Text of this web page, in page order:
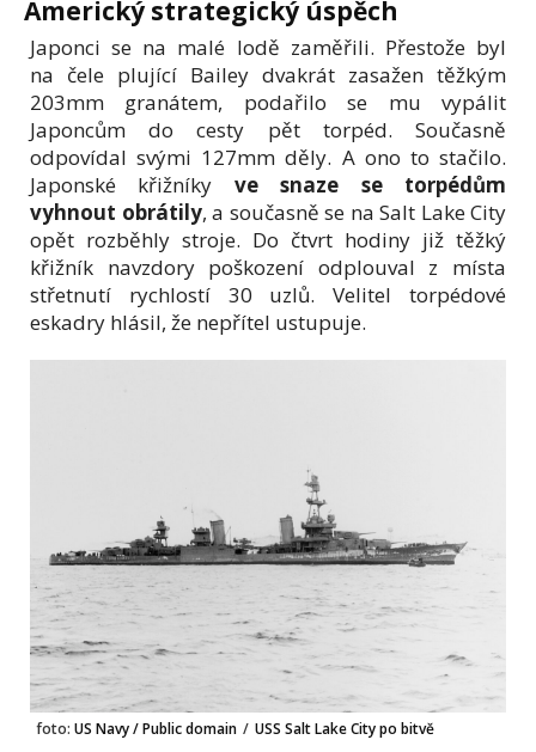
Americký strategický úspěch
Japonci se na malé lodě zaměřili. Přestože byl
na čele plující Bailey dvakrát zasažen těžkým
203mm granátem, podařilo se mu vypálit
Japoncům do cesty pět torpéd. Současně
odpovídal svými 127mm děly. A ono to stačilo.
Japonské křižníky ve snaze se torpédům
vyhnout obrátily, a současně se na Salt Lake City
opět rozběhly stroje. Do čtvrt hodiny již těžký
křižník navzdory poškození odplouval z místa
střetnutí rychlostí 30 uzlů. Velitel torpédové
eskadry hlásil, že nepřítel ustupuje.
foto: US Navy / Public domain / USS Salt Lake City po bitvě